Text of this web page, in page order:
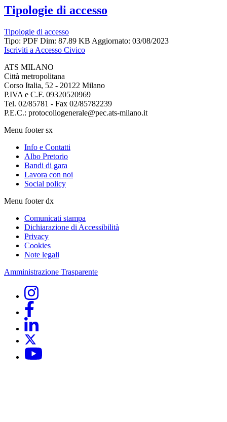
Tipologie di accesso
Tipologie di accesso
Tipo: PDF Dim: 87.89 KB Aggiornato: 03/08/2023
Iscriviti a Accesso Civico
ATS MILANO
Città metropolitana
Corso Italia, 52 - 20122 Milano
P.IVA e C.F. 09320520969
Tel. 02/85781 - Fax 02/85782239
P.E.C.: protocollogenerale@pec.ats-milano.it
Menu footer sx
Info e Contatti
Albo Pretorio
Bandi di gara
Lavora con noi
Social policy
Menu footer dx
Comunicati stampa
Dichiarazione di Accessibilità
Privacy
Cookies
Note legali
Amministrazione Trasparente